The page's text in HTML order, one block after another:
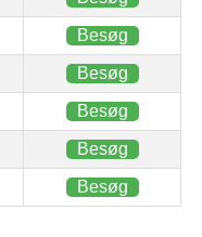
Besøg
Besøg
Besøg
Besøg
Besøg